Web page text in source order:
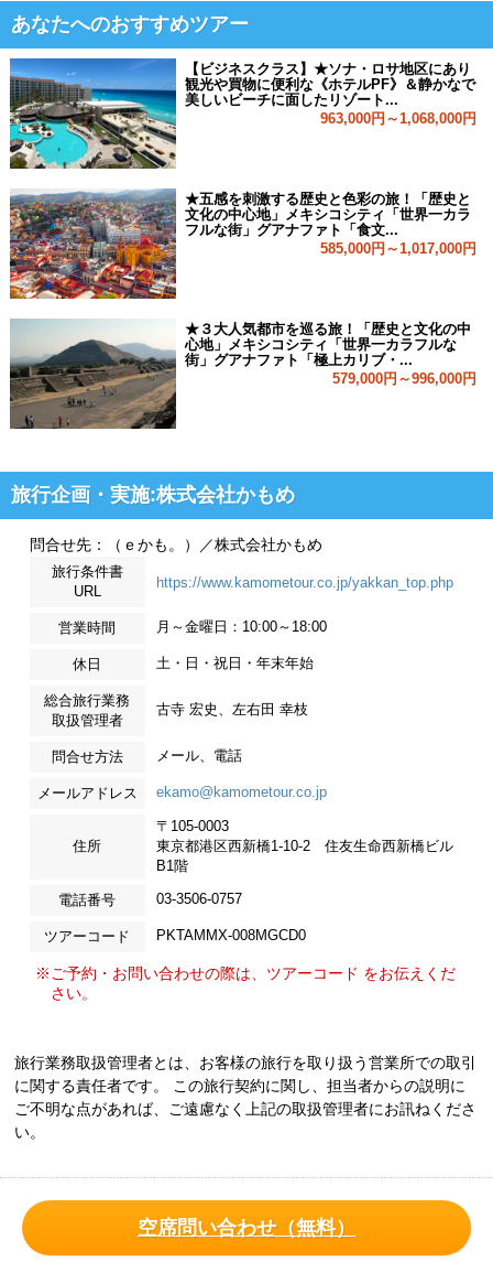
あなたへのおすすめツアー
【ビジネスクラス】★ソナ・ロサ地区にあり
観光や買物に便利な《ホテルPF》＆静かなで
美しいビーチに面したリゾート...
963,000円～1,068,000円
★五感を刺激する歴史と色彩の旅！「歴史と
文化の中心地」メキシコシティ「世界一カラ
フルな街」グアナファト「食文...
585,000円～1,017,000円
★３大人気都市を巡る旅！「歴史と文化の中
心地」メキシコシティ「世界一カラフルな
街」グアナファト「極上カリブ・...
579,000円～996,000円
旅行企画・実施:株式会社かもめ
問合せ先：（ｅかも。）／株式会社かもめ
旅行条件書
URL
https://www.kamometour.co.jp/yakkan_top.php
営業時間 月～金曜日：10:00～18:00
休日 土・日・祝日・年末年始
総合旅行業務
取扱管理者
古寺 宏史、左右田 幸枝
問合せ方法 メール、電話
メールアドレス ekamo@kamometour.co.jp
住所
〒105-0003
東京都港区西新橋1-10-2 住友生命西新橋ビル
B1階
電話番号 03-3506-0757
ツアーコード PKTAMMX-008MGCD0
※ご予約・お問い合わせの際は、ツアーコード をお伝えくだ
さい。
旅行業務取扱管理者とは、お客様の旅行を取り扱う営業所での取引
に関する責任者です。 この旅行契約に関し、担当者からの説明に
ご不明な点があれば、ご遠慮なく上記の取扱管理者にお訊ねくださ
い。
空席問い合わせ（無料）